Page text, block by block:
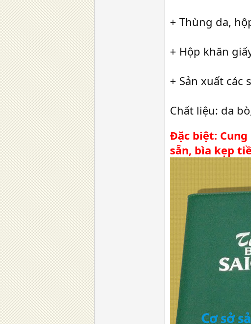
+ Thùng da,
+ Hộp khăn
+ Sản xuất các
Chất liệu: da
Đặc biệt: Cung
sẵn, bìa kẹp